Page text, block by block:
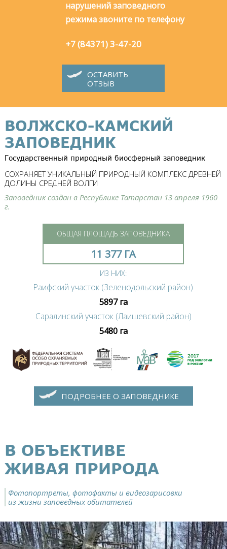
нарушений заповедного
режима звоните по телефону
+7 (84371) 3-47-20
ОСТАВИТЬ
ОТЗЫВ
ВОЛЖСКО-КАМСКИЙ
ЗАПОВЕДНИК
Государственный природный биосферный заповедник
СОХРАНЯЕТ УНИКАЛЬНЫЙ ПРИРОДНЫЙ КОМПЛЕКС ДРЕВНЕЙ
ДОЛИНЫ СРЕДНЕЙ ВОЛГИ
Заповедник создан в Республике Татарстан 13 апреля 1960
г.
ОБЩАЯ ПЛОЩАДЬ ЗАПОВЕДНИКА
11 377 ГА
ИЗ НИХ:
Раифский участок (Зеленодольский район)
5897 га
Саралинский участок (Лаишевский район)
5480 га
ПОДРОБНЕЕ О ЗАПОВЕДНИКЕ
В ОБЪЕКТИВЕ
ЖИВАЯ ПРИРОДА
Фотопортреты, фотофакты и видеозарисовки
из жизни заповедных обитателей